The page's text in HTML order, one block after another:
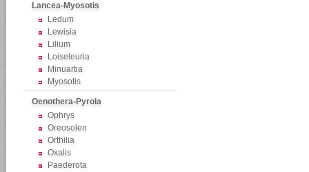
Lancea-Myosotis
Ledum
Lewisia
Lilium
Loiseleuria
Minuartia
Myosotis
Oenothera-Pyrola
Ophrys
Oreosolen
Orthilia
Oxalis
Paederota